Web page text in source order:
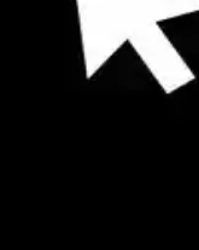
yöntemler detaylı
özellikleri ve